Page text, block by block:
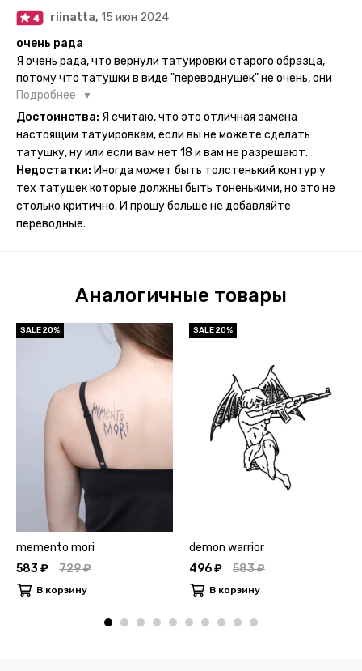
сразу же проявился. На неподвижных частях тела тату
носится дольше, поэтому нужно обдуманно выбирать куда
её стоит наносить. Когда рисунок начнёт стираться -
водой спокойно можно убрать оставшийся контур.
riinatta, 15 июн 2024
очень рада
Я очень рада, что вернули татуировки старого образца,
потому что татушки в виде "переводнушек" не очень, они
просто не "усиживались", не те темнели, а после душа
вообще слазили, вот недавно сделала фризби дог и он
через сутки проявился и все ещё держится!! ну а 4 звезды
потому что у меня ещё очень много переводных
татуировок(
Подробнее
Достоинства: Я считаю, что это отличная замена
настоящим татуировкам, если вы не можете сделать
татушку, ну или если вам нет 18 и вам не разрешают.
Недостатки: Иногда может быть толстенький контур у
тех татушек которые должны быть тоненькими, но это не
столько критично. И прошу больше не добавляйте
переводные.
Аналогичные товары
SALE 20%
memento mori
583 ₽
729 ₽
В корзину
SALE 20%
demon warrior
496 ₽
583 ₽
В корзину